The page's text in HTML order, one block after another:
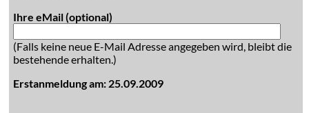
Ihre eMail (optional)
(Falls keine neue E-Mail Adresse angegeben wird, bleibt die
bestehende erhalten.)
Erstanmeldung am: 25.09.2009